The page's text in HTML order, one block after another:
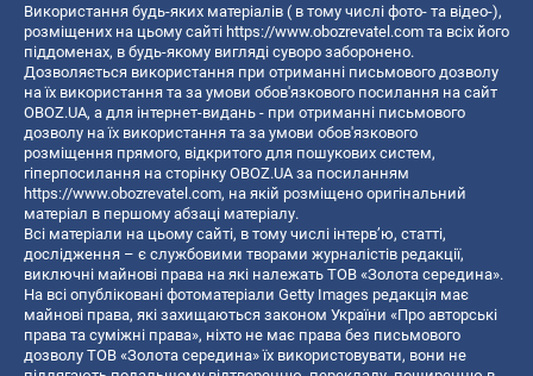
Використання будь-яких матеріалів ( в тому числі фото- та відео-),
розміщених на цьому сайті https://www.obozrevatel.com та всіх його
піддоменах, в будь-якому вигляді суворо заборонено.
Дозволяється використання при отриманні письмового дозволу
на їх використання та за умови обов'язкового посилання на сайт
OBOZ.UA, а для інтернет-видань - при отриманні письмового
дозволу на їх використання та за умови обов'язкового
розміщення прямого, відкритого для пошукових систем,
гіперпосилання на сторінку OBOZ.UA за посиланням
https://www.obozrevatel.com, на якій розміщено оригінальний
матеріал в першому абзаці матеріалу.
Всі матеріали на цьому сайті, в тому числі інтерв’ю, статті,
дослідження – є службовими творами журналістів редакції,
виключні майнові права на які належать ТОВ «Золота середина».
На всі опубліковані фотоматеріали Getty Images редакція має
майнові права, які захищаються законом України «Про авторські
права та суміжні права», ніхто не має права без письмового
дозволу ТОВ «Золота середина» їх використовувати, вони не